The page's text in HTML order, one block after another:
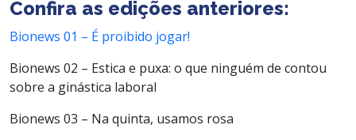
Confira as edições anteriores:
Bionews 01 – É proibido jogar!
Bionews 02 – Estica e puxa: o que ninguém de contou
sobre a ginástica laboral
Bionews 03 – Na quinta, usamos rosa